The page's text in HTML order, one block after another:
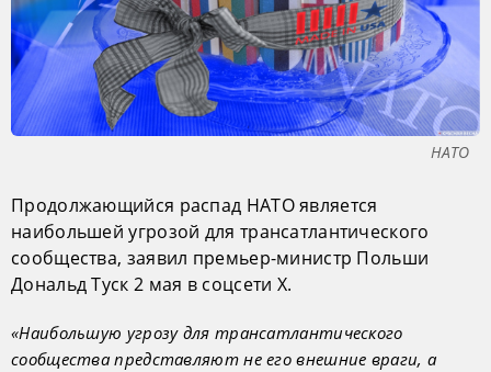
НАТО
Продолжающийся распад НАТО является
наибольшей угрозой для трансатлантического
сообщества, заявил премьер-министр Польши
Дональд Туск 2 мая в соцсети X.
«Наибольшую угрозу для трансатлантического
сообщества представляют не его внешние враги, а